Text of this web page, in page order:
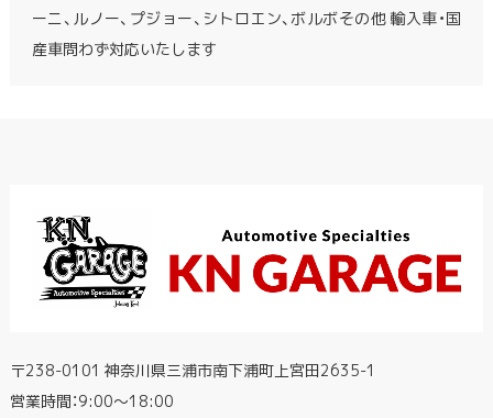
ーニ、ルノー、プジョー、シトロエン、ボルボその他 輸入車・国
産車問わず対応いたします
〒238-0101 神奈川県三浦市南下浦町上宮田2635-1
営業時間：9:00〜18:00